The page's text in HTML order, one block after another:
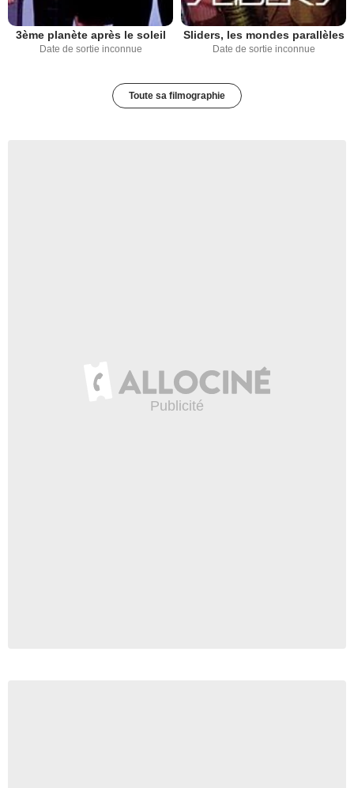
3ème planète après le soleil
Date de sortie inconnue
Sliders, les mondes parallèles
Date de sortie inconnue
Toute sa filmographie